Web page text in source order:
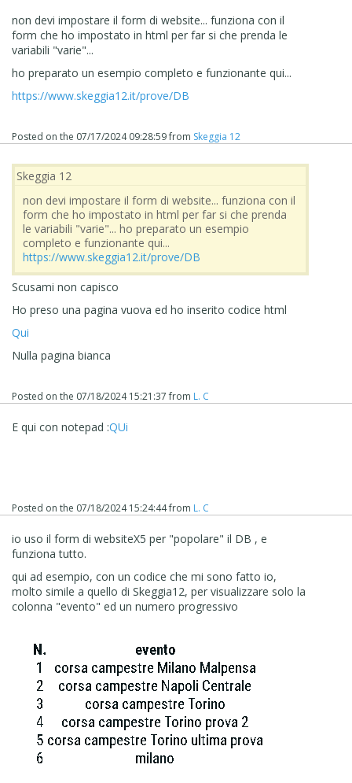
non devi impostare il form di website... funziona con il
form che ho impostato in html per far si che prenda le
variabili "varie"...
ho preparato un esempio completo e funzionante qui...
https://www.skeggia12.it/prove/DB
Posted on the 07/17/2024 09:28:59from Skeggia 12
Skeggia 12
non devi impostare il form di website... funziona con il
form che ho impostato in html per far si che prenda
le variabili "varie"... ho preparato un esempio
completo e funzionante qui...
https://www.skeggia12.it/prove/DB
Scusami non capisco
Ho preso una pagina vuova ed ho inserito codice html
Qui
Nulla pagina bianca
Posted on the 07/18/2024 15:21:37from L. C
E qui con notepad :QUi
Posted on the 07/18/2024 15:24:44from L. C
io uso il form di websiteX5 per "popolare" il DB , e
funziona tutto.
qui ad esempio, con un codice che mi sono fatto io,
molto simile a quello di Skeggia12, per visualizzare solo la
colonna "evento" ed un numero progressivo